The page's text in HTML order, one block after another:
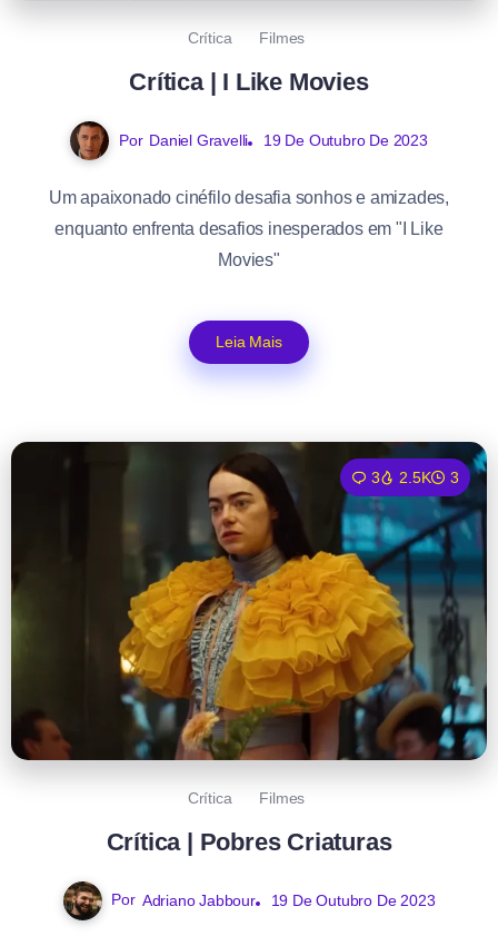
Crítica Filmes
Crítica | I Like Movies
Por Daniel Gravelli 19 De Outubro De 2023
Um apaixonado cinéfilo desafia sonhos e amizades,
enquanto enfrenta desafios inesperados em "I Like
Movies"
Leia Mais
3 2.5K 3
Crítica Filmes
Crítica | Pobres Criaturas
Por Adriano Jabbour 19 De Outubro De 2023